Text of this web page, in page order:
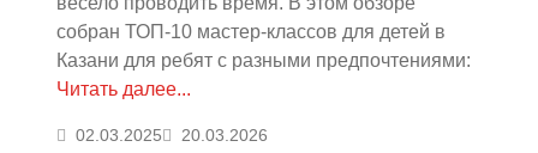
собран ТОП-10 мастер-классов для детей в
Казани для ребят с разными предпочтениями:
Читать далее...
02.03.2025 20.03.2026